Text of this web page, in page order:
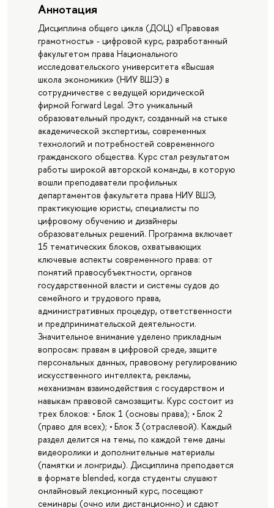
Аннотация
Дисциплина общего цикла (ДОЦ) «Правовая
грамотность» - цифровой курс, разработанный
факультетом права Национального
исследовательского университета «Высшая
школа экономики» (НИУ ВШЭ) в
сотрудничестве с ведущей юридической
фирмой Forward Legal. Это уникальный
образовательный продукт, созданный на стыке
академической экспертизы, современных
технологий и потребностей современного
гражданского общества. Курс стал результатом
работы широкой авторской команды, в которую
вошли преподаватели профильных
департаментов факультета права НИУ ВШЭ,
практикующие юристы, специалисты по
цифровому обучению и дизайнеры
образовательных решений. Программа включает
15 тематических блоков, охватывающих
ключевые аспекты современного права: от
понятий правосубъектности, органов
государственной власти и системы судов до
семейного и трудового права,
административных процедур, ответственности
и предпринимательской деятельности.
Значительное внимание уделено прикладным
вопросам: правам в цифровой среде, защите
персональных данных, правовому регулированию
искусственного интеллекта, рекламы,
механизмам взаимодействия с государством и
навыкам правовой самозащиты. Курс состоит из
трех блоков: • Блок 1 (основы права); • Блок 2
(право для всех); • Блок 3 (отраслевой). Каждый
раздел делится на темы, по каждой теме даны
видеоролики и дополнительные материалы
(памятки и лонгриды). Дисциплина преподается
в формате blended, когда студенты слушают
онлайновый лекционный курс, посещают
семинары (очно или дистанционно) и сдают